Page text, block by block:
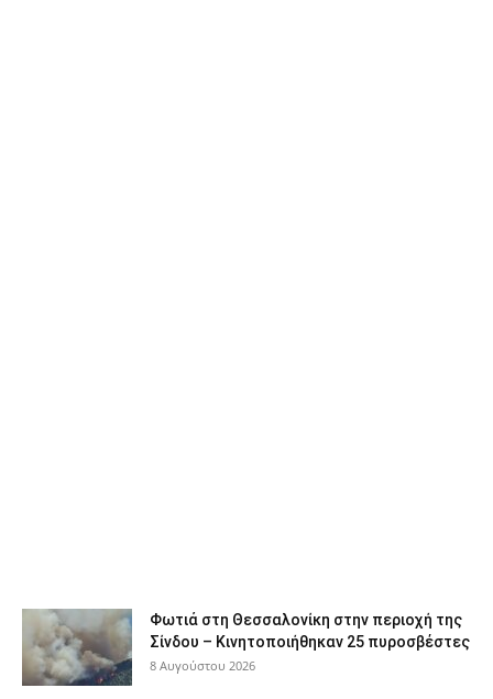
Φωτιά στη Θεσσαλονίκη στην περιοχή της
Σίνδου – Κινητοποιήθηκαν 25 πυροσβέστες
8 Αυγούστου 2026